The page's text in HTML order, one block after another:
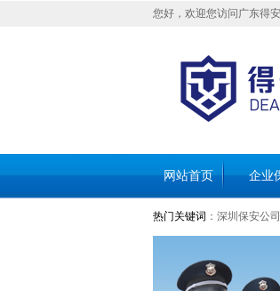
您好，欢迎您访问广东得
网站首页 企业
热门关键词 ： 深圳保安公司